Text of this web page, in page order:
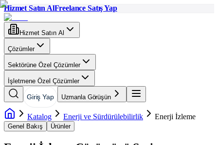
Hizmet Satın AlFreelance Satış Yap
Hizmet Satın Al
Çözümler
Sektörüne Özel Çözümler
İşletmene Özel Çözümler
Giriş Yap Uzmanla Görüşün
Katalog Enerji ve Sürdürülebilirlik Enerji İzleme
Genel Bakış Ürünler